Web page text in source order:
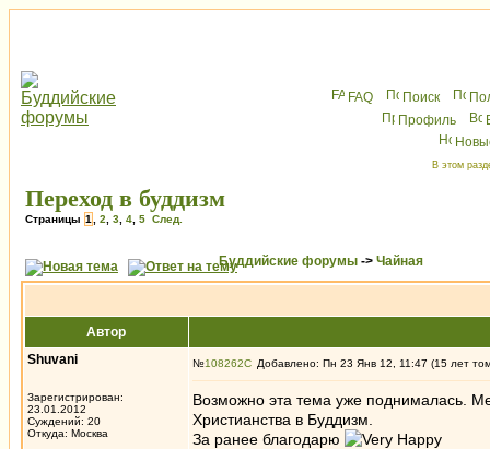
FAQ Поиск
Профиль
В этом
Переход в буддизм
Страницы 1 2 3 4 5 След.
Буддийские форумы -> Чайная
Автор
Shuvani
Зарегистрирован:
23.01.2012
Суждений: 20
Откуда: Москва
№108262 Добавлено: Пн 23 Янв 12, 11:47 (15 лет
Возможно эта тема уже поднималась.
Христианства в Буддизм.
За ранее благодарю